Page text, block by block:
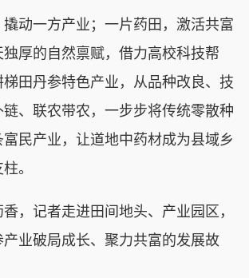
一方产业；一片药田，激活共富
厚的自然禀赋，借力高校科技帮
田丹参特色产业，从品种改良、技
、联农带农，一步步将传统零散种
民产业，让道地中药材成为县域乡
。
记者走进田间地头、产业园区，
业破局成长、聚力共富的发展故